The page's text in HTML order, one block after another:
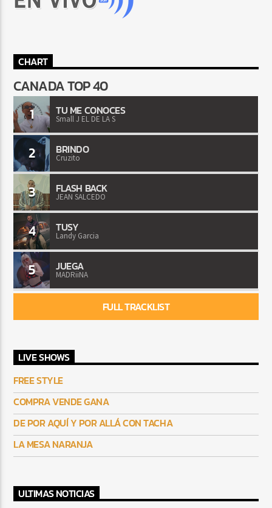
CHART
CANADA TOP 40
1 TU ME CONOCES
Small J EL DE LA S
2 BRINDO
Cruzito
3 FLASH BACK
JEAN SALCEDO
4 TUSY
Landy Garcia
5 JUEGA
MADRiiNA
FULL TRACKLIST
LIVE SHOWS
FREE STYLE
COMPRA VENDE GANA
DE POR AQUÍ Y POR ALLÁ CON TACHA
LA MESA NARANJA
ULTIMAS NOTICIAS